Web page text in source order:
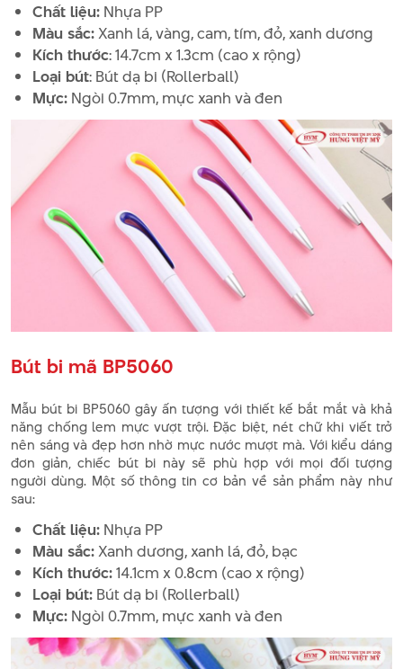
Chất liệu: Nhựa PP
Màu sắc:Xanh lá, vàng, cam, tím, đỏ, xanh dương
Kích thước: 14.7cm x 1.3cm (cao x rộng)
Loại bút: Bút dạ bi (Rollerball)
Mực: Ngòi 0.7mm, mực xanh và đen
Bút bi mã BP5060
Mẫu bút bi BP5060 gây ấn tượng với thiết kế bắt mắt và khả
năng chống lem mực vượt trội. Đặc biệt, nét chữ khi viết trở
nên sáng và đẹp hơn nhờ mực nước mượt mà. Với kiểu dáng
đơn giản, chiếc bút bi này sẽ phù hợp với mọi đối tượng
người dùng. Một số thông tin cơ bản về sản phẩm này như
sau:
Chất liệu: Nhựa PP
Màu sắc:Xanh dương, xanh lá, đỏ, bạc
Kích thước:14.1cm x 0.8cm (cao x rộng)
Loại bút: Bút dạ bi (Rollerball)
Mực: Ngòi 0.7mm, mực xanh và đen